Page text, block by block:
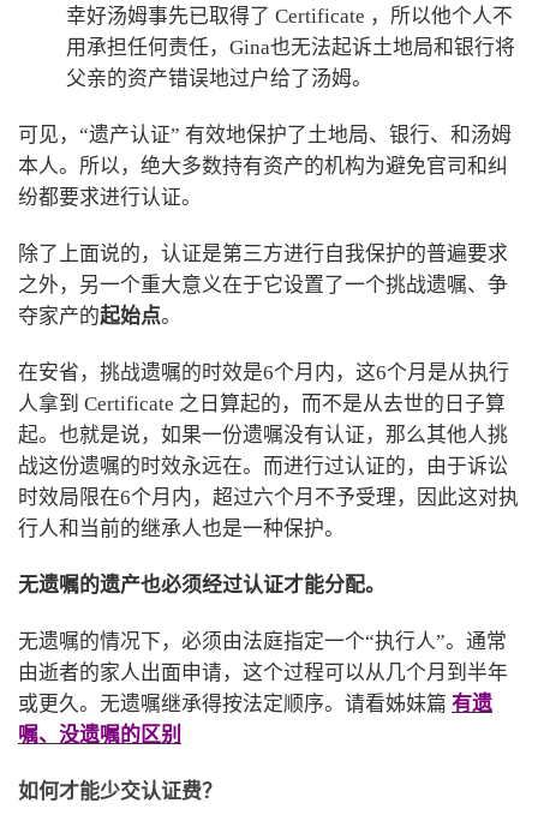
幸好汤姆事先已取得了 Certificate ，所以他个人不
用承担任何责任，Gina也无法起诉土地局和银行将
父亲的资产错误地过户给了汤姆。
可见，“遗产认证” 有效地保护了土地局、银行、和汤姆
本人。所以，绝大多数持有资产的机构为避免官司和纠
纷都要求进行认证。
除了上面说的，认证是第三方进行自我保护的普遍要求
之外，另一个重大意义在于它设置了一个挑战遗嘱、争
夺家产的起始点。
在安省，挑战遗嘱的时效是6个月内，这6个月是从执行
人拿到 Certificate 之日算起的，而不是从去世的日子算
起。也就是说，如果一份遗嘱没有认证，那么其他人挑
战这份遗嘱的时效永远在。而进行过认证的，由于诉讼
时效局限在6个月内，超过六个月不予受理，因此这对执
行人和当前的继承人也是一种保护。
无遗嘱的遗产也必须经过认证才能分配。
无遗嘱的情况下，必须由法庭指定一个“执行人”。通常
由逝者的家人出面申请，这个过程可以从几个月到半年
或更久。 无遗嘱继承得按法定顺序。请看姊妹篇 有遗
嘱、没遗嘱的区别
如何才能少交认证费？